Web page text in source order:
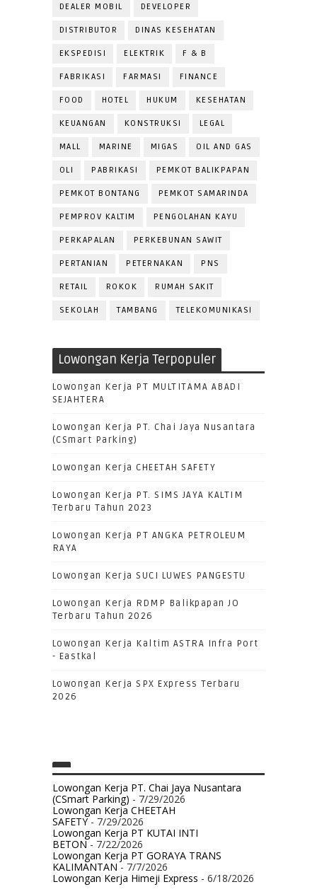
DEALER MOBIL DEVELOPER
DISTRIBUTOR DINAS KESEHATAN
EKSPEDISI ELEKTRIK F & B
FABRIKASI FARMASI FINANCE
FOOD HOTEL HUKUM KESEHATAN
KEUANGAN KONSTRUKSI LEGAL
MALL MARINE MIGAS OIL AND GAS
OLI PABRIKASI PEMKOT BALIKPAPAN
PEMKOT BONTANG PEMKOT SAMARINDA
PEMPROV KALTIM PENGOLAHAN KAYU
PERKAPALAN PERKEBUNAN SAWIT
PERTANIAN PETERNAKAN PNS
RETAIL ROKOK RUMAH SAKIT
SEKOLAH TAMBANG TELEKOMUNIKASI
Lowongan Kerja Terpopuler
Lowongan Kerja PT MULTITAMA ABADI
SEJAHTERA
Lowongan Kerja PT. Chai Jaya Nusantara
(CSmart Parking)
Lowongan Kerja CHEETAH SAFETY
Lowongan Kerja PT. SIMS JAYA KALTIM
Terbaru Tahun 2023
Lowongan Kerja PT ANGKA PETROLEUM
RAYA
Lowongan Kerja SUCI LUWES PANGESTU
Lowongan Kerja RDMP Balikpapan JO
Terbaru Tahun 2026
Lowongan Kerja Kaltim ASTRA Infra Port
- Eastkal
Lowongan Kerja SPX Express Terbaru
2026
Lowongan Kerja PT. Chai Jaya Nusantara
(CSmart Parking) - 7/29/2026
Lowongan Kerja CHEETAH
SAFETY- 7/29/2026
Lowongan Kerja PT KUTAI INTI
BETON- 7/22/2026
Lowongan Kerja PT GORAYA TRANS
KALIMANTAN- 7/7/2026
Lowongan Kerja Himeji Express - 6/18/2026